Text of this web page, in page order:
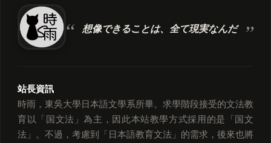
想像できることは、 全て現実なんだ
站長資訊
時雨，東吳大學日本語文學系所畢。求學階段接受的文法教
育以「国文法」為主，因此本站教學方式採用的是「国文
法」。不過，考慮到「日本語教育文法」的需求，後來也將